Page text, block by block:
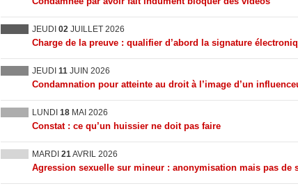
JEUDI 02 JUILLET 2026
Charge de la preuve : qualifier d’abord la signature
JEUDI 11 JUIN 2026
Condamnation pour atteinte au droit à l’image d’un
LUNDI 18 MAI 2026
Constat : ce qu’un huissier ne doit pas faire
MARDI 21AVRIL 2026
Agression sexuelle sur mineur : anonymisation mais pas de